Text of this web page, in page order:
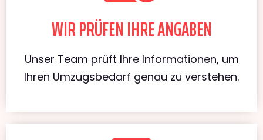
WIR PRÜFEN IHRE ANGABEN
Unser Team prüft Ihre Informationen, um
Ihren Umzugsbedarf genau zu verstehen.